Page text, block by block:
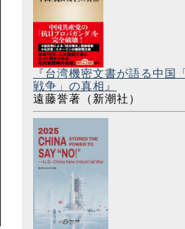
『台湾機密文書が語る中国
戦争」の真相』
遠藤誉著（新潮社）